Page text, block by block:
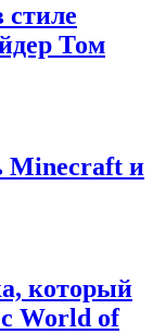
Том
Minecraft и
который
World of